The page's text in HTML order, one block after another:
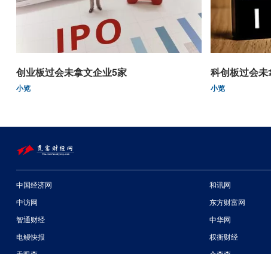
创业板过会未拿文企业5家
小览
科创板过会
小览
中国经济网 和讯网
中访网
东方财富网
智通财经
中华网
电鳗快报
权衡财经